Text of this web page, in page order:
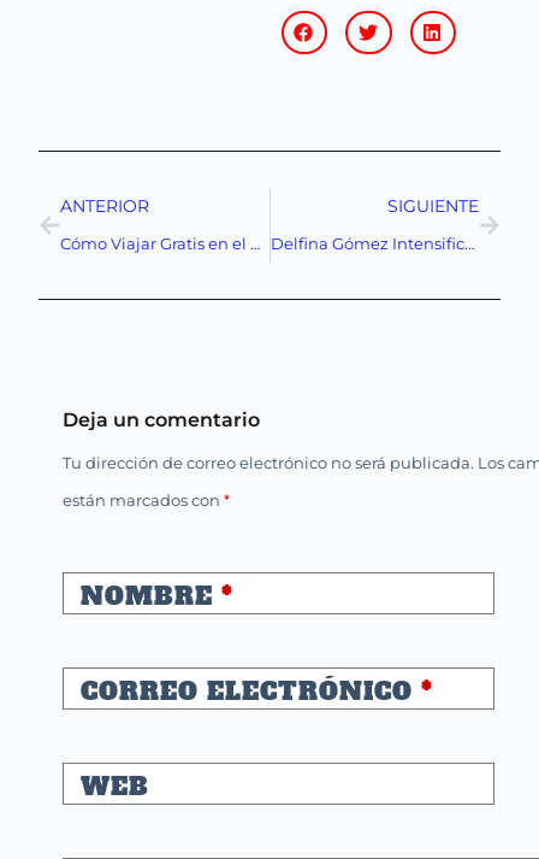
ANTERIOR
Cómo Viajar Gratis en el Metro de la CDMX
SIGUIENTE
Delfina Gómez Intensifica Acciones de Apoyo en Chalco: Limpieza y Atención Médica Tras Fuertes Lluvias
Deja un comentario
Tu dirección de correo electrónico no será publicada. Los
están marcados con*
NOMBRE *
CORREO ELECTRÓNICO *
WEB